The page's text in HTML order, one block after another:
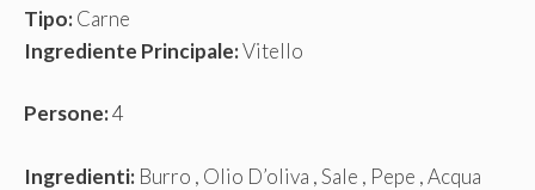
Tipo:Carne
Ingrediente Principale:Vitello
Persone:4
Ingredienti: Burro , Olio D’oliva , Sale , Pepe , Acqua